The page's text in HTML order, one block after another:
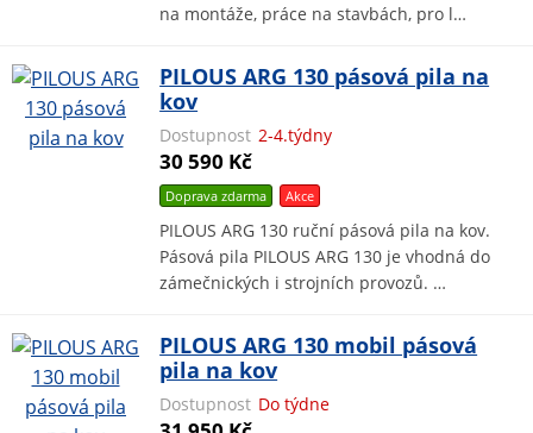
na montáže, práce na stavbách, pro l…
PILOUS ARG 130 pásová pila na
kov
Dostupnost 2-4.týdny
30 590 Kč
Doprava zdarma Akce
PILOUS ARG 130 ruční pásová pila na kov.
Pásová pila PILOUS ARG 130 je vhodná do
zámečnických i strojních provozů. …
PILOUS ARG 130 mobil pásová
pila na kov
Dostupnost Do týdne